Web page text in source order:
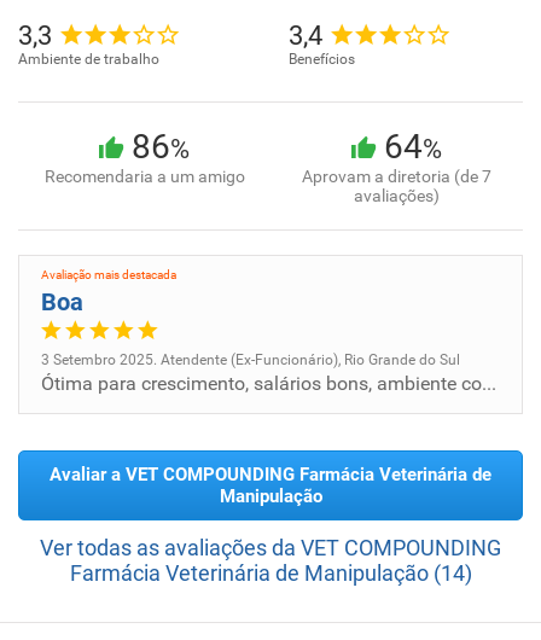
3,3
Ambiente de trabalho
3,4
Benefícios
86%
Recomendaria a um amigo
64%
Aprovam a diretoria (de 7
avaliações)
Avaliação mais destacada
Boa
3 Setembro 2025. Atendente (Ex-Funcionário), Rio Grande do Sul
Ótima para crescimento, salários bons, ambiente com boa estrutura
Avaliar a VET COMPOUNDING Farmácia Veterinária de
Manipulação
Ver todas as avaliações da VET COMPOUNDING
Farmácia Veterinária de Manipulação (14)